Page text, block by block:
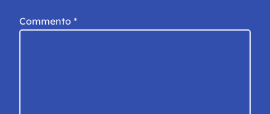
Commento *